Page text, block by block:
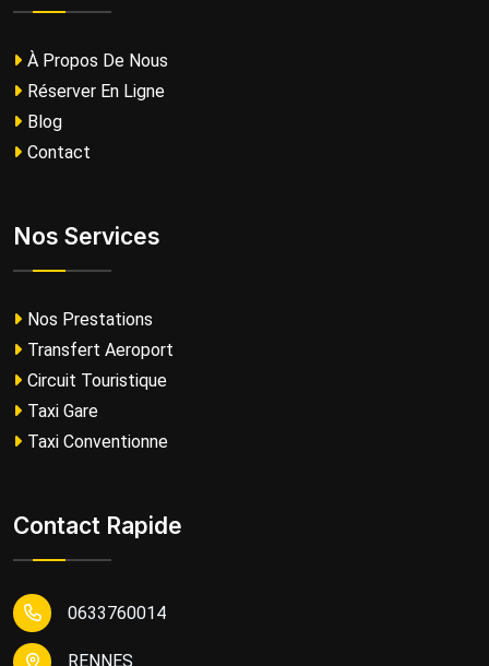
À Propos De Nous
Réserver En Ligne
Blog
Contact
Nos Services
Nos Prestations
Transfert Aeroport
Circuit Touristique
Taxi Gare
Taxi Conventionne
Contact Rapide
0633760014
RENNES